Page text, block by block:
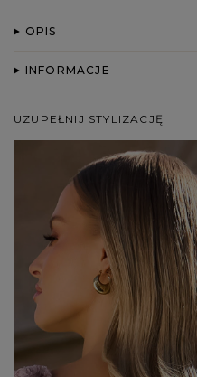
OPIS
INFORMACJE
UZUPEŁNIJ STYLIZACJĘ